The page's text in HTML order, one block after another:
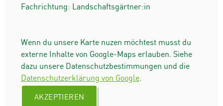
Fachrichtung: Landschaftsgärtner:in
Wenn du unsere Karte nuzen möchtest musst du
externe Inhalte von Google-Maps erlauben. Siehe
dazu unsere Datenschutzbestimmungen und die
Datenschutzerklärung von Google.
AKZEPTIEREN